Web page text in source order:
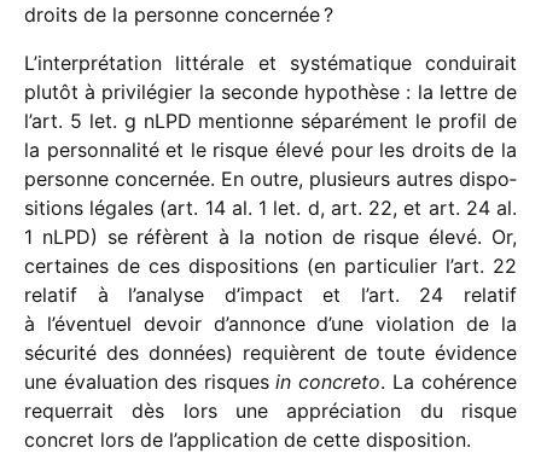
droits de la personne concernée ?
L’interprétation litté­rale et systé­ma­tique condui­rait
plutôt à privi­lé­gier la seconde hypo­thèse : la lettre de
l’art. 5 let. g nLPD mentionne sépa­ré­ment le profil de
la person­na­lité et le risque élevé pour les droits de la
personne concer­née. En outre, plusieurs autres dispo­
si­tions légales (art. 14 al. 1 let. d, art. 22, et art. 24 al.
1 nLPD) se réfèrent à la notion de risque élevé. Or,
certaines de ces dispo­si­tions (en parti­cu­lier l’art. 22
rela­tif à l’analyse d’impact et l’art. 24 rela­tif
à l’éventuel devoir d’annonce d’une viola­tion de la
sécu­rité des données) requièrent de toute évidence
une évalua­tion des risques in concreto. La cohé­rence
requer­rait dès lors une appré­cia­tion du risque
concret lors de l’application de cette disposition.